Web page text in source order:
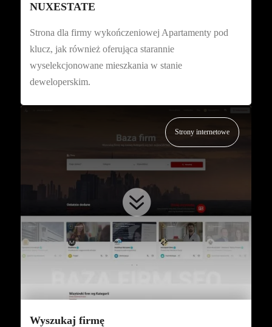
NUXESTATE
Strona dla firmy wykończeniowej Apartamenty pod
klucz, jak również oferująca starannie
wyselekcjonowane mieszkania w stanie
deweloperskim.
Strony internetowe

Wyszukaj firmę